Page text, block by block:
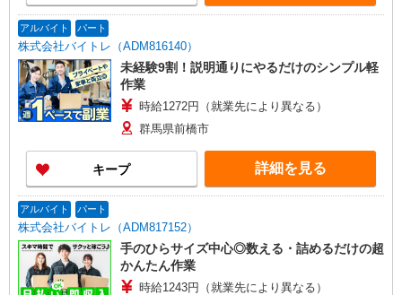
アルバイト パート
株式会社バイトレ（ADM816140）
未経験9割！説明通りにやるだけのシンプル軽
作業
時給1272円（就業先により異なる）
群馬県前橋市
キープ 詳細を見る
アルバイト パート
株式会社バイトレ（ADM817152）
手のひらサイズ中心◎数える・詰めるだけの超
かんたん作業
時給1243円（就業先により異なる）